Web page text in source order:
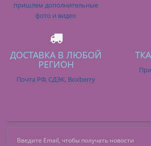
пришлем дополнительные
фото и видео
ДОСТАВКА В ЛЮБОЙ
РЕГИОН
Почта РФ, СДЭК, Boxberry